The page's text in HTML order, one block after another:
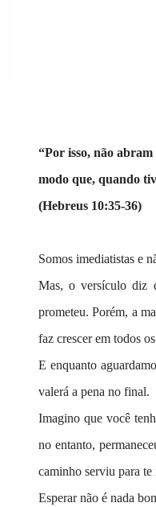
“Por isso, não
modo que, quando
(Hebreus 10:35-36)
Somos imediatistas e
Mas, o versículo diz
prometeu. Porém, a
faz crescer em todos
E enquanto
valerá a pena no final.
Imagino que você
no entanto,
caminho serviu para te
Esperar não é nada